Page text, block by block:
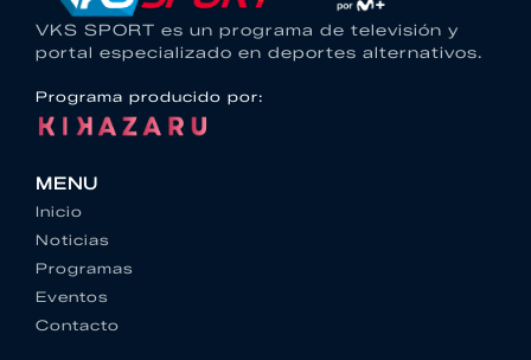
VKS SPORT es un programa de televisión y
portal especializado en deportes alternativos.
Programa producido por:
MENU
Inicio
Noticias
Programas
Eventos
Contacto